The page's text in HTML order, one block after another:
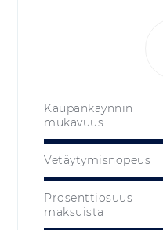
Kaupankäynnin
mukavuus
Vetäytymisnopeus
Prosenttiosuus
maksuista